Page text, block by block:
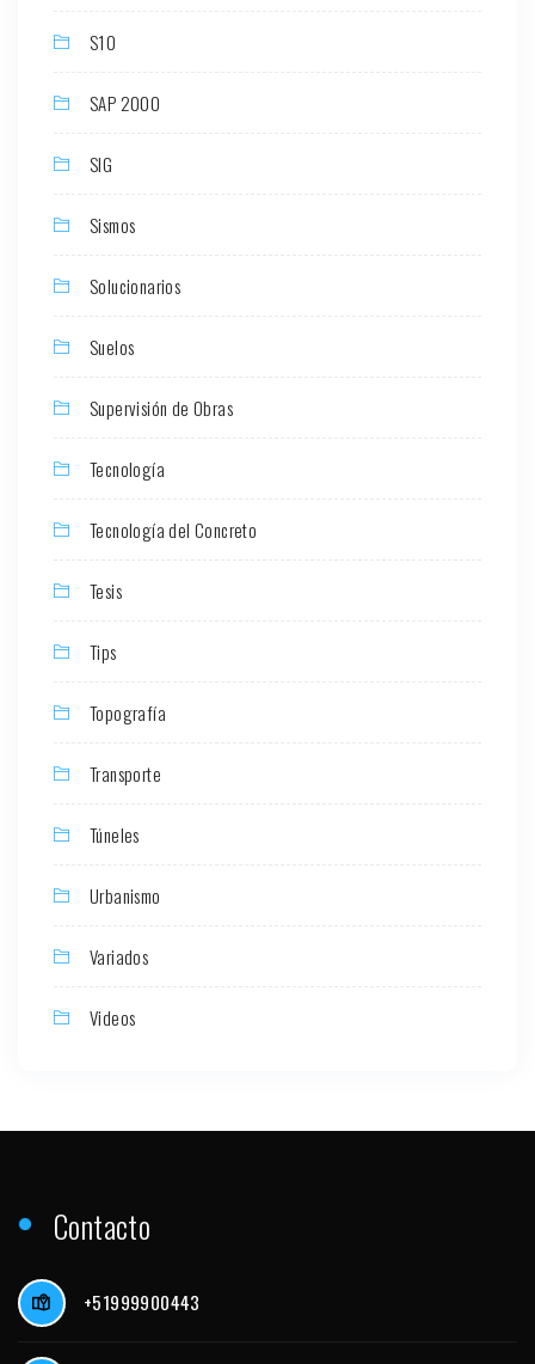
S10
SAP 2000
SIG
Sismos
Solucionarios
Suelos
Supervisión de Obras
Tecnología
Tecnología del Concreto
Tesis
Tips
Topografía
Transporte
Túneles
Urbanismo
Variados
Videos
Contacto
+51999900443